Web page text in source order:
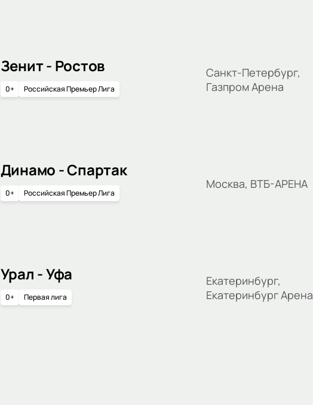
Зенит - Ростов
0+ Российская Премьер Лига
Санкт-Петербург,
Газпром Арена
Динамо - Спартак
0+ Российская Премьер Лига
Москва, ВТБ-АРЕНА
Урал - Уфа
0+ Первая лига
Екатеринбург,
Екатеринбург Арена